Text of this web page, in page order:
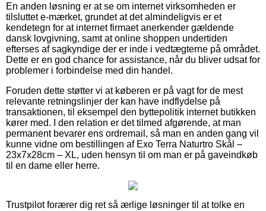
En anden løsning er at se om internet virksomheden er
tilsluttet e-mærket, grundet at det almindeligvis er et
kendetegn for at internet firmaet anerkender gældende
dansk lovgivning, samt at online shoppen undertiden
efterses af sagkyndige der er inde i vedtægterne på området.
Dette er en god chance for assistance, når du bliver udsat for
problemer i forbindelse med din handel.
Foruden dette støtter vi at køberen er på vagt for de mest
relevante retningslinjer der kan have indflydelse på
transaktionen, til eksempel den byttepolitik internet butikken
kører med. I den relation er det tilmed afgørende, at man
permanent bevarer ens ordremail, så man en anden gang vil
kunne vidne om bestillingen af Exo Terra Naturtro Skål –
23x7x28cm – XL, uden hensyn til om man er på gaveindkøb
til en dame eller herre.
Trustpilot forærer dig ret så ærlige løsninger til at tolke en